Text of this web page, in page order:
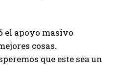
el apoyo masivo
cosas.
que este sea un